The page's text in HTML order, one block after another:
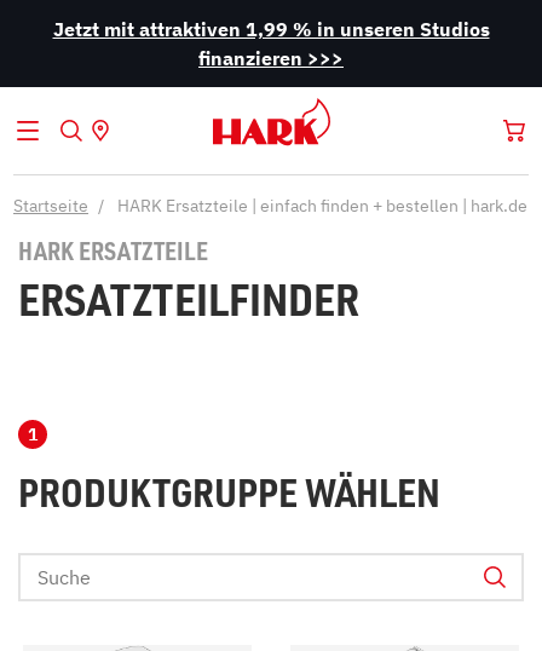
Jetzt mit attraktiven 1,99 % in unseren Studios
finanzieren >>>
Startseite HARK Ersatzteile | einfach finden + bestellen | hark.de
HARK ERSATZTEILE
ERSATZTEILFINDER
PRODUKTGRUPPE WÄHLEN